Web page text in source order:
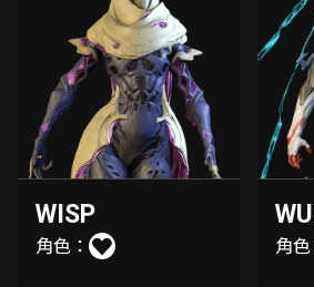
WISP
角色： 角色